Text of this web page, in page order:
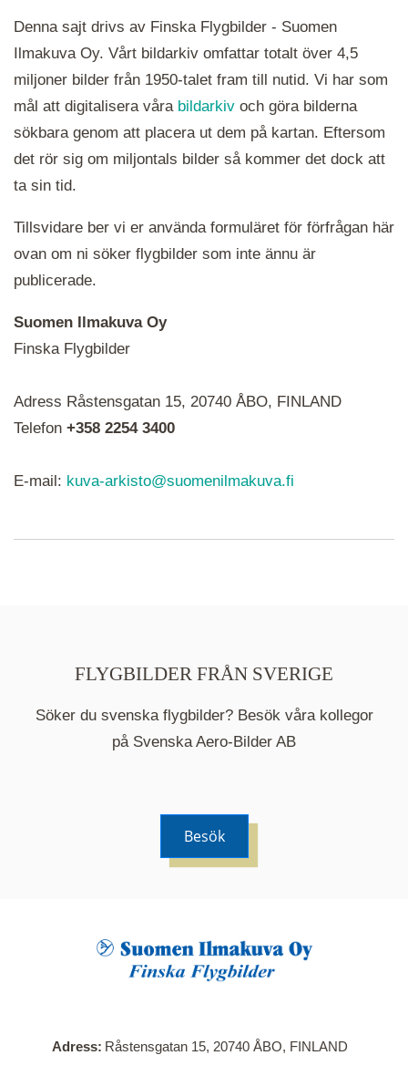
ikoner är det en serie i varje. Utplacerade bilder
syns som nålar istället.
När du klickar på en serie så öppnas en ny flik.
Här visas en karta över bilder med kända
Denna sajt drivs av Finska Flygbilder - Suomen
Ilmakuva Oy. Vårt bildarkiv omfattar totalt över 4,5
miljoner bilder från 1950-talet fram till nutid. Vi har som
mål att digitalisera våra bildarkiv och göra bilderna
sökbara genom att placera ut dem på kartan. Eftersom
det rör sig om miljontals bilder så kommer det dock att
ta sin tid.
Tillsvidare ber vi er använda formuläret för förfrågan här
ovan om ni söker flygbilder som inte ännu är
publicerade.
Suomen Ilmakuva Oy
Finska Flygbilder
Adress Råstensgatan 15, 20740 ÅBO, FINLAND
Telefon +358 2254 3400
E-mail: kuva-arkisto@suomenilmakuva.fi
FLYGBILDER FRÅN SVERIGE
Söker du svenska flygbilder? Besök våra kollegor
på Svenska Aero-Bilder AB
Besök
Adress Råstensgatan 15, 20740 ÅBO, FINLAND